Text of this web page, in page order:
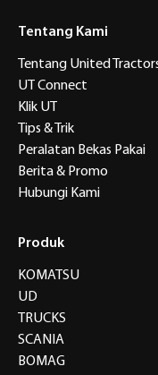
Tentang Kami
Tentang United
UT Connect
Klik UT
Tips & Trik
Peralatan Bekas Pakai
Berita & Promo
Hubungi Kami
Produk
KOMATSU
UD
TRUCKS
SCANIA
BOMAG